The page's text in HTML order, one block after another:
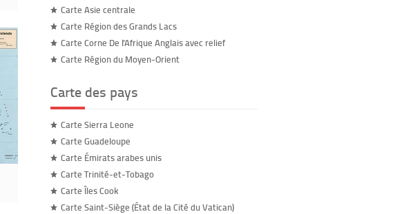
Carte Asie centrale
Carte Région des Grands Lacs
Carte Corne De l'Afrique Anglais avec relief
Carte Région du Moyen-Orient
Carte des pays
Carte Sierra Leone
Carte Guadeloupe
Carte Émirats arabes unis
Carte Trinité-et-Tobago
Carte Îles Cook
Carte Saint-Siège (État de la Cité du Vatican)